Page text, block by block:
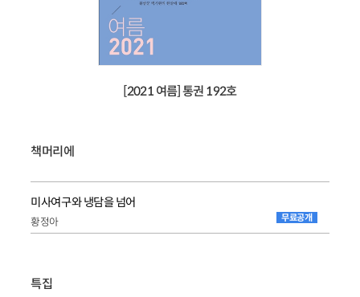
[2021 여름] 통권 192호
책머리에
미사여구와 냉담을 넘어
황정아 무료공개
특집